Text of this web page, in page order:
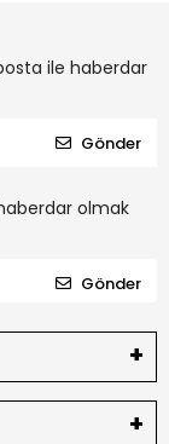
ile haberdar
Gönder
olmak
Gönder